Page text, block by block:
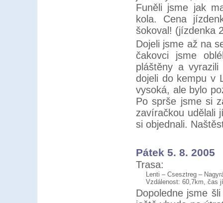
Funěli jsme jak
kola. Cena
šokoval! (jízdenka
Dojeli jsme až na
čakovci jsme
pláštěny a
dojeli do kempu v
vysoká, ale bylo
Po sprše jsme si
zavíračkou udělali
si objednali.
Pátek 5. 8. 2005
Trasa:
Lenti – Csesztreg –
Vzdálenost: 60,7km, čas
Dopoledne jsme